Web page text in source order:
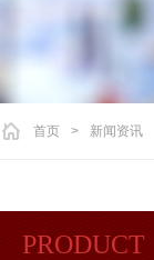
首页 > 新闻资讯
PRODUCT